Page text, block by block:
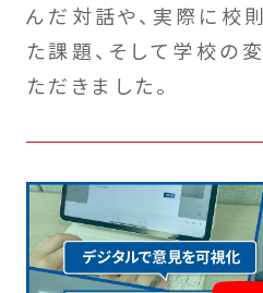
んだ対話や、実際に校
た課題、そして学校の
ただきました。